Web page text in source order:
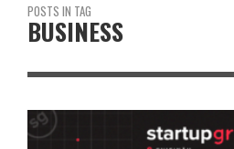
POSTS IN TAG
BUSINESS